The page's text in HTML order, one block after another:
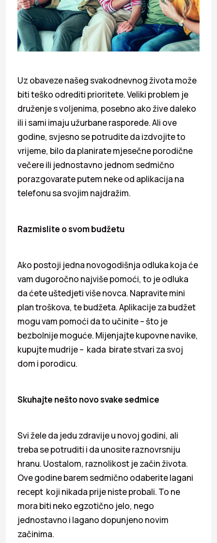
Uz obaveze našeg svakodnevnog života može
biti teško odrediti prioritete. Veliki problem je
druženje s voljenima, posebno ako žive daleko
ili i sami imaju užurbane rasporede. Ali ove
godine, svjesno se potrudite da izdvojite to
vrijeme, bilo da planirate mjesečne porodične
večere ili jednostavno jednom sedmično
porazgovarate putem neke od aplikacija na
telefonu sa svojim najdražim.
Razmislite o svom budžetu
Ako postoji jedna novogodišnja odluka koja će
vam dugoročno najviše pomoći, to je odluka
da ćete uštedjeti više novca. Napravite mini
plan troškova, te budžeta. Aplikacije za budžet
mogu vam pomoći da to učinite – što je
bezbolnije moguće. Mijenjajte kupovne navike,
kupujte mudrije – kada birate stvari za svoj
dom i porodicu.
Skuhajte nešto novo svake sedmice
Svi žele da jedu zdravije u novoj godini, ali
treba se potruditi i da unosite raznovrsniju
hranu. Uostalom, raznolikost je začin života.
Ove godine barem sedmično odaberite lagani
recept koji nikada prije niste probali. To ne
mora biti neko egzotično jelo, nego
jednostavno i lagano dopunjeno novim
začinima.